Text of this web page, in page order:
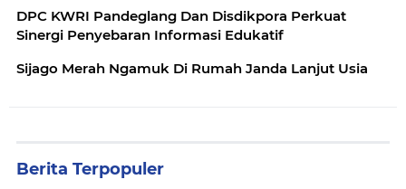
DPC KWRI Pandeglang Dan Disdikpora Perkuat
Sinergi Penyebaran Informasi Edukatif
Sijago Merah Ngamuk Di Rumah Janda Lanjut Usia
Berita Terpopuler